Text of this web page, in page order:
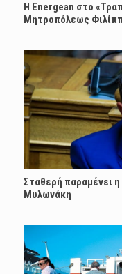
H Energean στο
Μητροπόλεως
Σταθερή παραμένει
Μυλωνάκη